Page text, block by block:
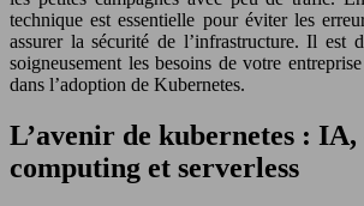
technique est essentielle pour éviter les
assurer la sécurité de l’infrastructure. Il est
soigneusement les besoins de votre
dans l’adoption de Kubernetes.
L’avenir de kubernetes : IA,
computing et serverless